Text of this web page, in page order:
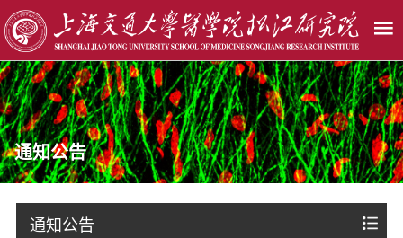
通知公告
通知公告